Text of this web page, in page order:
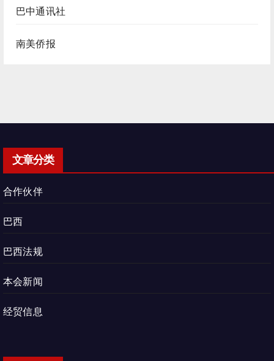
巴中通讯社
南美侨报
文章分类
合作伙伴
巴西
巴西法规
本会新闻
经贸信息